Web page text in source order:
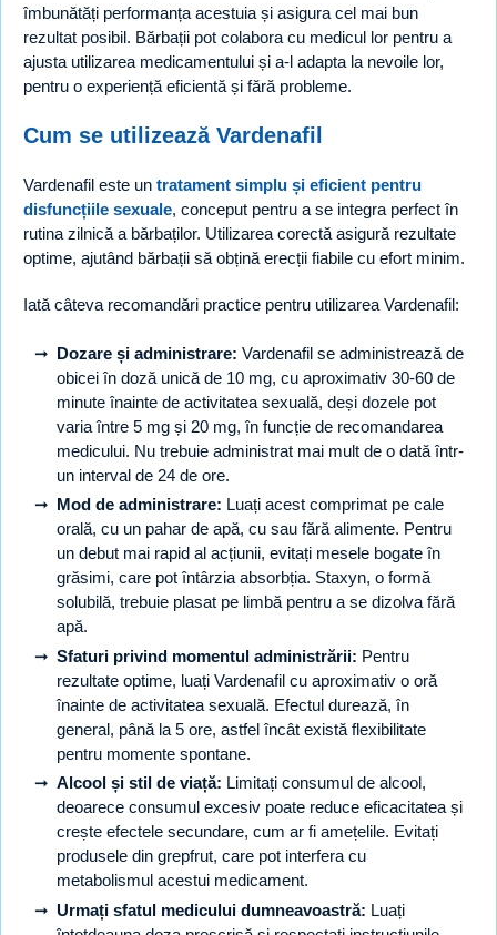
îmbunătăți performanța acestuia și asigura cel mai bun
rezultat posibil. Bărbații pot colabora cu medicul lor pentru a
ajusta utilizarea medicamentului și a-l adapta la nevoile lor,
pentru o experiență eficientă și fără probleme.
Cum se utilizează Vardenafil
Vardenafil este un tratament simplu și eficient pentru
disfuncțiile sexuale, conceput pentru a se integra perfect în
rutina zilnică a bărbaților. Utilizarea corectă asigură rezultate
optime, ajutând bărbații să obțină erecții fiabile cu efort minim.
Iată câteva recomandări practice pentru utilizarea Vardenafil:
Dozare și administrare: Vardenafil se administrează de
obicei în doză unică de 10 mg, cu aproximativ 30-60 de
minute înainte de activitatea sexuală, deși dozele pot
varia între 5 mg și 20 mg, în funcție de recomandarea
medicului. Nu trebuie administrat mai mult de o dată într-
un interval de 24 de ore.
Mod de administrare: Luați acest comprimat pe cale
orală, cu un pahar de apă, cu sau fără alimente. Pentru
un debut mai rapid al acțiunii, evitați mesele bogate în
grăsimi, care pot întârzia absorbția. Staxyn, o formă
solubilă, trebuie plasat pe limbă pentru a se dizolva fără
apă.
Sfaturi privind momentul administrării: Pentru
rezultate optime, luați Vardenafil cu aproximativ o oră
înainte de activitatea sexuală. Efectul durează, în
general, până la 5 ore, astfel încât există flexibilitate
pentru momente spontane.
Alcool și stil de viață: Limitați consumul de alcool,
deoarece consumul excesiv poate reduce eficacitatea și
crește efectele secundare, cum ar fi amețelile. Evitați
produsele din grepfrut, care pot interfera cu
metabolismul acestui medicament.
Urmați sfatul medicului dumneavoastră: Luați